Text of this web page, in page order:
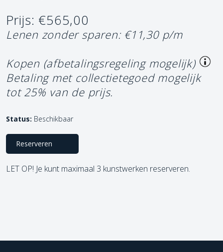
Prijs: €565,00
Lenen zonder sparen: €11,30 p/m
Kopen (afbetalingsregeling mogelijk)
Betaling met collectietegoed mogelijk
tot 25% van de prijs.
Status: Beschikbaar
Reserveren
LET OP! Je kunt maximaal 3 kunstwerken reserveren.